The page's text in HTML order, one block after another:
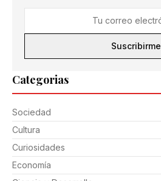
Categorias
Sociedad
Cultura
Curiosidades
Economía
Suscribirme